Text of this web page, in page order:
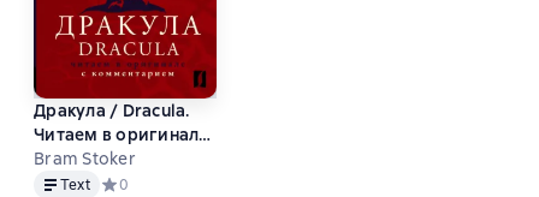
Дракула / Dracula.
Читаем в оригинале
с комментарием
Bram Stoker
TextText Средний рейтинг 0 на основе 0 оценок
0